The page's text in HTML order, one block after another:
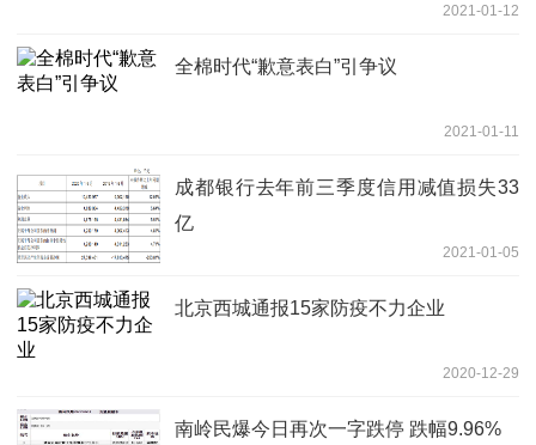
2021-01-12
全棉时代“歉意表白”引争议
2021-01-11
成都银行去年前三季度信用减值损失33
亿
2021-01-05
北京西城通报15家防疫不力企业
2020-12-29
南岭民爆今日再次一字跌停 跌幅9.96%